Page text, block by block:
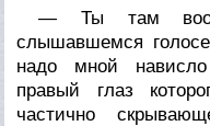
— Ты там
слышавшемся
надо мной
правый глаз
частично